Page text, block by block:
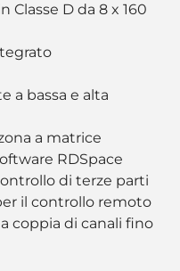
D da 8 x 160
a bassa e alta
a matrice
RDSpace
di terze parti
il controllo remoto
coppia di canali fino